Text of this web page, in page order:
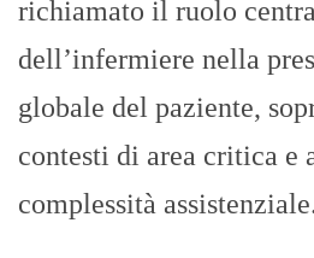
richiamato il ruolo
dell’infermiere nella
globale del paziente,
contesti di area critica e
complessità